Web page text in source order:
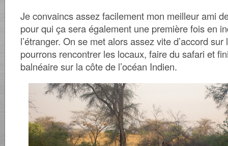
Je convaincs assez facilement mon meilleur ami
pour qui ça sera également une première fois en
l’étranger. On se met alors assez vite d’accord
pourrons rencontrer les locaux, faire du safari et
balnéaire sur la côte de l’océan Indien.